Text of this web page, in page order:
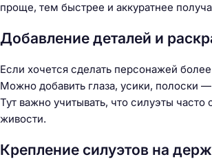
проще, тем быстрее и аккуратнее
Добавление деталей и
Если хочется сделать персонажей
Можно добавить глаза, усики, полоски
Тут важно учитывать, что силуэты
живости.
Крепление силуэтов на